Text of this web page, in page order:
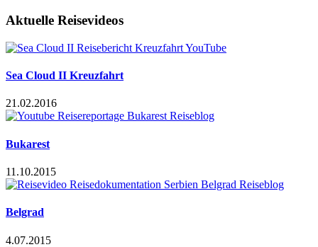
Aktuelle Reisevideos
Sea Cloud II Kreuzfahrt
21.02.2016
Bukarest
11.10.2015
Belgrad
4.07.2015